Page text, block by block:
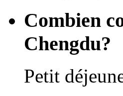
Combien
Chengdu?
Petit